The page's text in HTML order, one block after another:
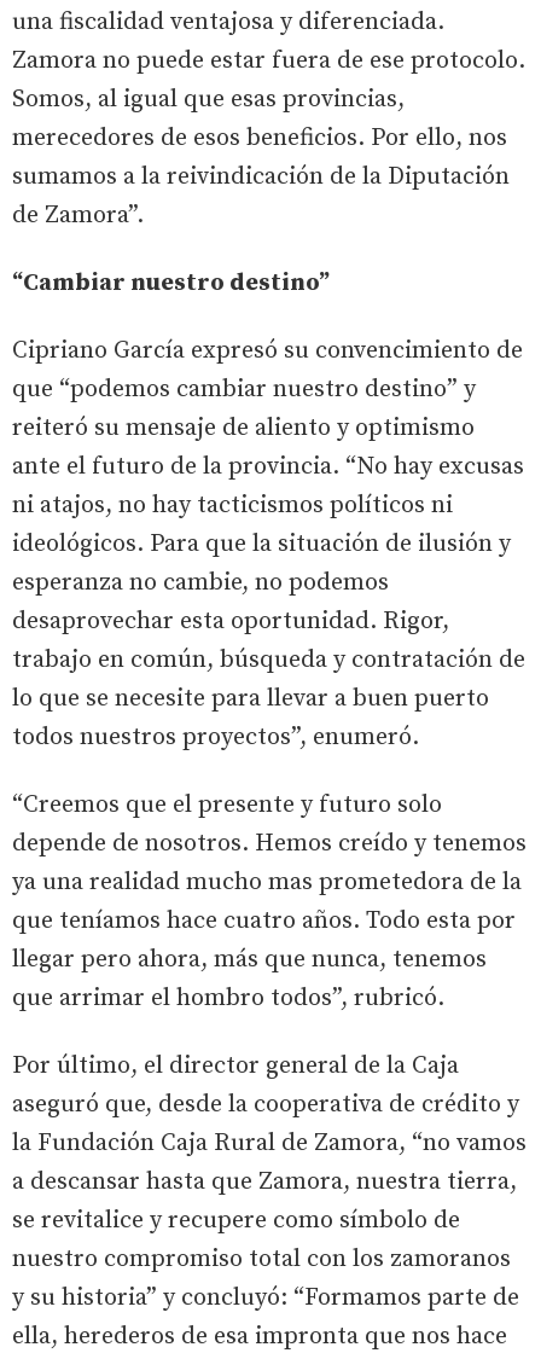
una fiscalidad ventajosa y diferenciada.
Zamora no puede estar fuera de ese protocolo.
Somos, al igual que esas provincias,
merecedores de esos beneficios. Por ello, nos
sumamos a la reivindicación de la Diputación
de Zamora”.
“Cambiar nuestro destino”
Cipriano García expresó su convencimiento de
que “podemos cambiar nuestro destino” y
reiteró su mensaje de aliento y optimismo
ante el futuro de la provincia. “No hay excusas
ni atajos, no hay tacticismos políticos ni
ideológicos. Para que la situación de ilusión y
esperanza no cambie, no podemos
desaprovechar esta oportunidad. Rigor,
trabajo en común, búsqueda y contratación de
lo que se necesite para llevar a buen puerto
todos nuestros proyectos”, enumeró.
“Creemos que el presente y futuro solo
depende de nosotros. Hemos creído y tenemos
ya una realidad mucho mas prometedora de la
que teníamos hace cuatro años. Todo esta por
llegar pero ahora, más que nunca, tenemos
que arrimar el hombro todos”, rubricó.
Por último, el director general de la Caja
aseguró que, desde la cooperativa de crédito y
la Fundación Caja Rural de Zamora, “no vamos
a descansar hasta que Zamora, nuestra tierra,
se revitalice y recupere como símbolo de
nuestro compromiso total con los zamoranos
y su historia” y concluyó: “Formamos parte de
ella, herederos de esa impronta que nos hace